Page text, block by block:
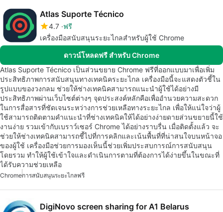
Atlas Suporte Técnico
4.7 ฟรี
เครื่องมือสนับสนุนระยะไกลสำหรับผู้ใช้ Chrome
ดาวน์โหลดฟรี สำหรับ Chrome
Atlas Suporte Técnico เป็นส่วนขยาย Chrome ฟรีที่ออกแบบมาเพื่อเพิ่ม
ประสิทธิภาพการสนับสนุนทางเทคนิคระยะไกล เครื่องมือนี้จะแสดงตัวชี้ใน
รูปแบบของวงกลม ช่วยให้ช่างเทคนิคสามารถแนะนำผู้ใช้ได้อย่างมี
ประสิทธิภาพผ่านเว็บไซต์ต่างๆ จุดประสงค์หลักคือเพื่ออำนวยความสะดวก
ในการสื่อสารที่ชัดเจนระหว่างการช่วยเหลือทางระยะไกล เพื่อให้แน่ใจว่าผู้
ใช้สามารถติดตามคำแนะนำที่ช่างเทคนิคให้ได้อย่างง่ายดายส่วนขยายนี้ใช้
งานง่าย รวมเข้ากับเบราว์เซอร์ Chrome ได้อย่างราบรื่น เมื่อติดตั้งแล้ว จะ
ช่วยให้ช่างเทคนิคสามารถชี้ไปที่การคลิกและเน้นพื้นที่ที่น่าสนใจบนหน้าจอ
ของผู้ใช้ เครื่องมือช่วยการมองเห็นนี้ช่วยเพิ่มประสบการณ์การสนับสนุน
โดยรวม ทำให้ผู้ใช้เข้าใจและดำเนินการตามที่ต้องการได้ง่ายขึ้นในขณะที่
ได้รับความช่วยเหลือ
Chromeการสนับสนุนระยะไกลฟรี
DigiNovo screen sharing for A1 Belarus